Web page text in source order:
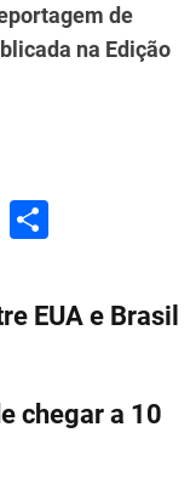
de
na Edição
Li
k
e
n
ar
e
EUA e Brasil
chegar a 10